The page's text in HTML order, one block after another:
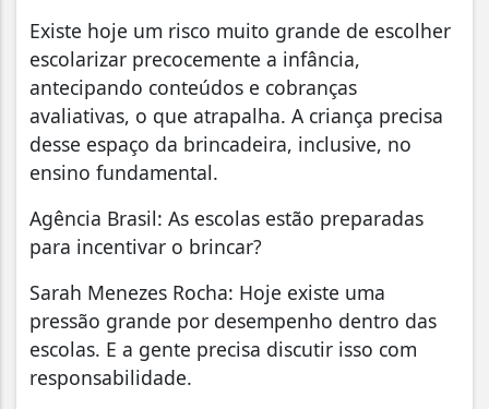
Existe hoje um risco muito grande de escolher
escolarizar precocemente a infância,
antecipando conteúdos e cobranças
avaliativas, o que atrapalha. A criança precisa
desse espaço da brincadeira, inclusive, no
ensino fundamental.
Agência Brasil: As escolas estão preparadas
para incentivar o brincar?
Sarah Menezes Rocha: Hoje existe uma
pressão grande por desempenho dentro das
escolas. E a gente precisa discutir isso com
responsabilidade.